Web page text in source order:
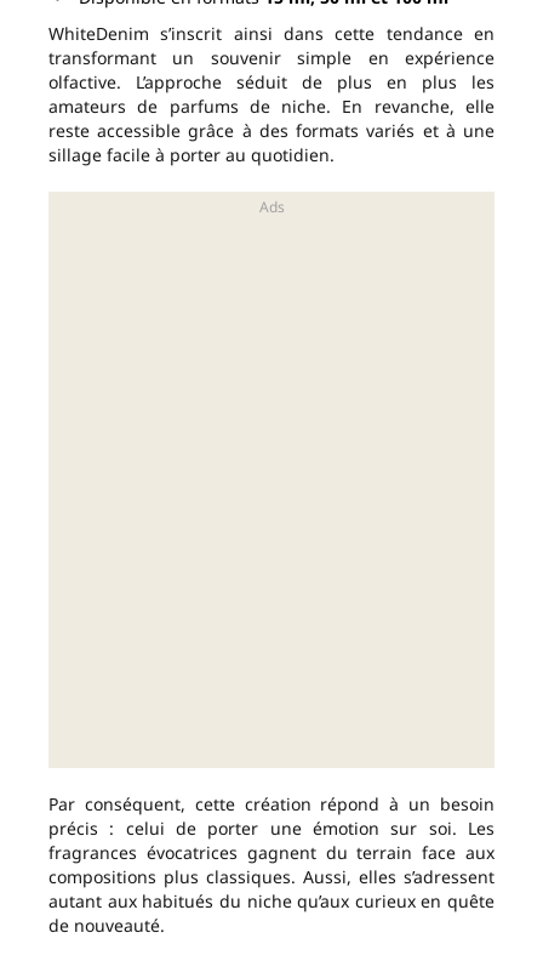
WhiteDenim s’inscrit ainsi dans cette tendance en
transformant un souvenir simple en expérience
olfactive. L’approche séduit de plus en plus les
amateurs de parfums de niche. En revanche, elle
reste accessible grâce à des formats variés et à une
sillage facile à porter au quotidien.
Par conséquent, cette création répond à un besoin
précis : celui de porter une émotion sur soi. Les
fragrances évocatrices gagnent du terrain face aux
compositions plus classiques. Aussi, elles s’adressent
autant aux habitués du niche qu’aux curieux en quête
de nouveauté.